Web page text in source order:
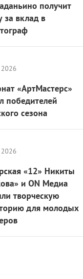
получит
за вклад в
2026
«АртМастерс»
победителей
сезона
2026
«12» Никиты
и ON Медиа
творческую
для молодых